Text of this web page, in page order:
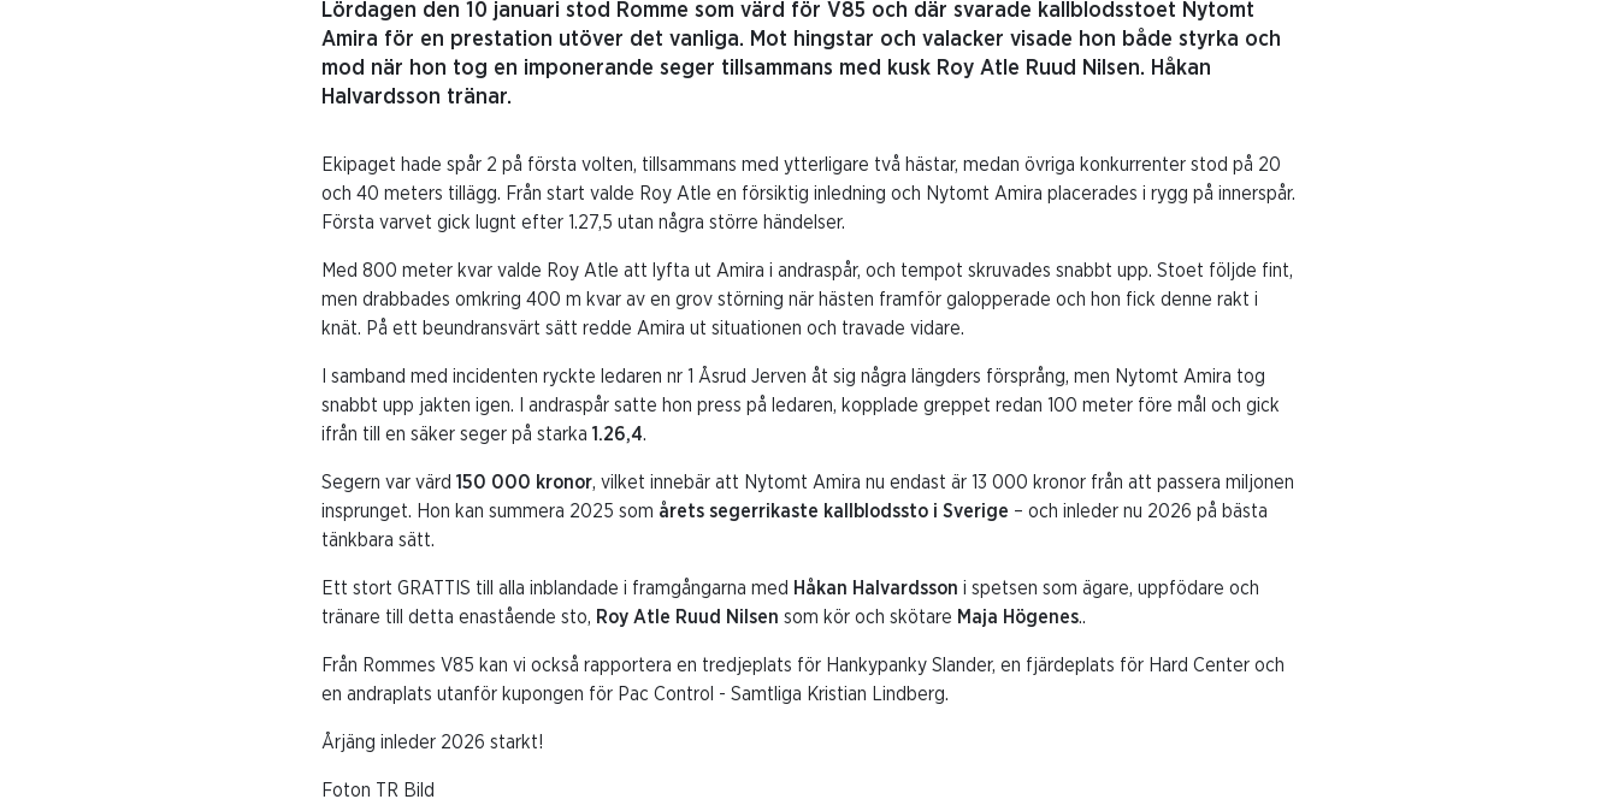
Lördagen den 10 januari stod Romme som värd för V85 och där svarade kallblodsstoet Nytomt
Amira för en prestation utöver det vanliga. Mot hingstar och valacker visade hon både styrka och
mod när hon tog en imponerande seger tillsammans med kusk Roy Atle Ruud Nilsen. Håkan
Halvardsson tränar.
Ekipaget hade spår 2 på första volten, tillsammans med ytterligare två hästar, medan övriga konkurrenter stod på 20
och 40 meters tillägg. Från start valde Roy Atle en försiktig inledning och Nytomt Amira placerades i rygg på innerspår.
Första varvet gick lugnt efter 1.27,5 utan några större händelser.
Med 800 meter kvar valde Roy Atle att lyfta ut Amira i andraspår, och tempot skruvades snabbt upp. Stoet följde fint,
men drabbades omkring 400 m kvar av en grov störning när hästen framför galopperade och hon fick denne rakt i
knät. På ett beundransvärt sätt redde Amira ut situationen och travade vidare.
I samband med incidenten ryckte ledaren nr 1 Åsrud Jerven åt sig några längders försprång, men Nytomt Amira tog
snabbt upp jakten igen. I andraspår satte hon press på ledaren, kopplade greppet redan 100 meter före mål och gick
ifrån till en säker seger på starka 1.26,4.
Segern var värd 150 000 kronor, vilket innebär att Nytomt Amira nu endast är 13 000 kronor från att passera miljonen
insprunget. Hon kan summera 2025 som årets segerrikaste kallblodssto i Sverige – och inleder nu 2026 på bästa
tänkbara sätt.
Ett stort GRATTIS till alla inblandade i framgångarna med Håkan Halvardsson i spetsen som ägare, uppfödare och
tränare till detta enastående sto, Roy Atle Ruud Nilsen som kör och skötare Maja Högenes..
Från Rommes V85 kan vi också rapportera en tredjeplats för Hankypanky Slander, en fjärdeplats för Hard Center och
en andraplats utanför kupongen för Pac Control - Samtliga Kristian Lindberg.
Årjäng inleder 2026 starkt!
Foton TR Bild